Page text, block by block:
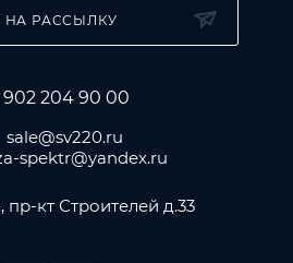
РАССЫЛКУ
902 204 90 00
sale@sv220.ru
spektr@yandex.ru
пр-кт Строителей д.33